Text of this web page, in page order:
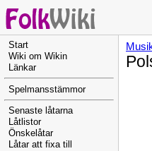
Start
Wiki om Wikin
Länkar
Spelmansstämmor
Senaste låtarna
Låtlistor
Önskelåtar
Låtar att fixa till